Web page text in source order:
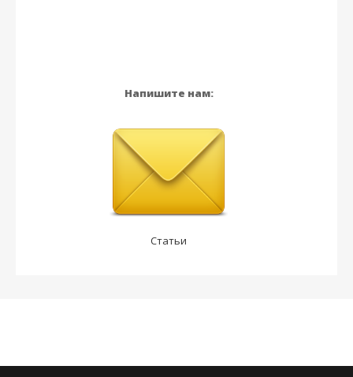
Напишите нам:
Статьи